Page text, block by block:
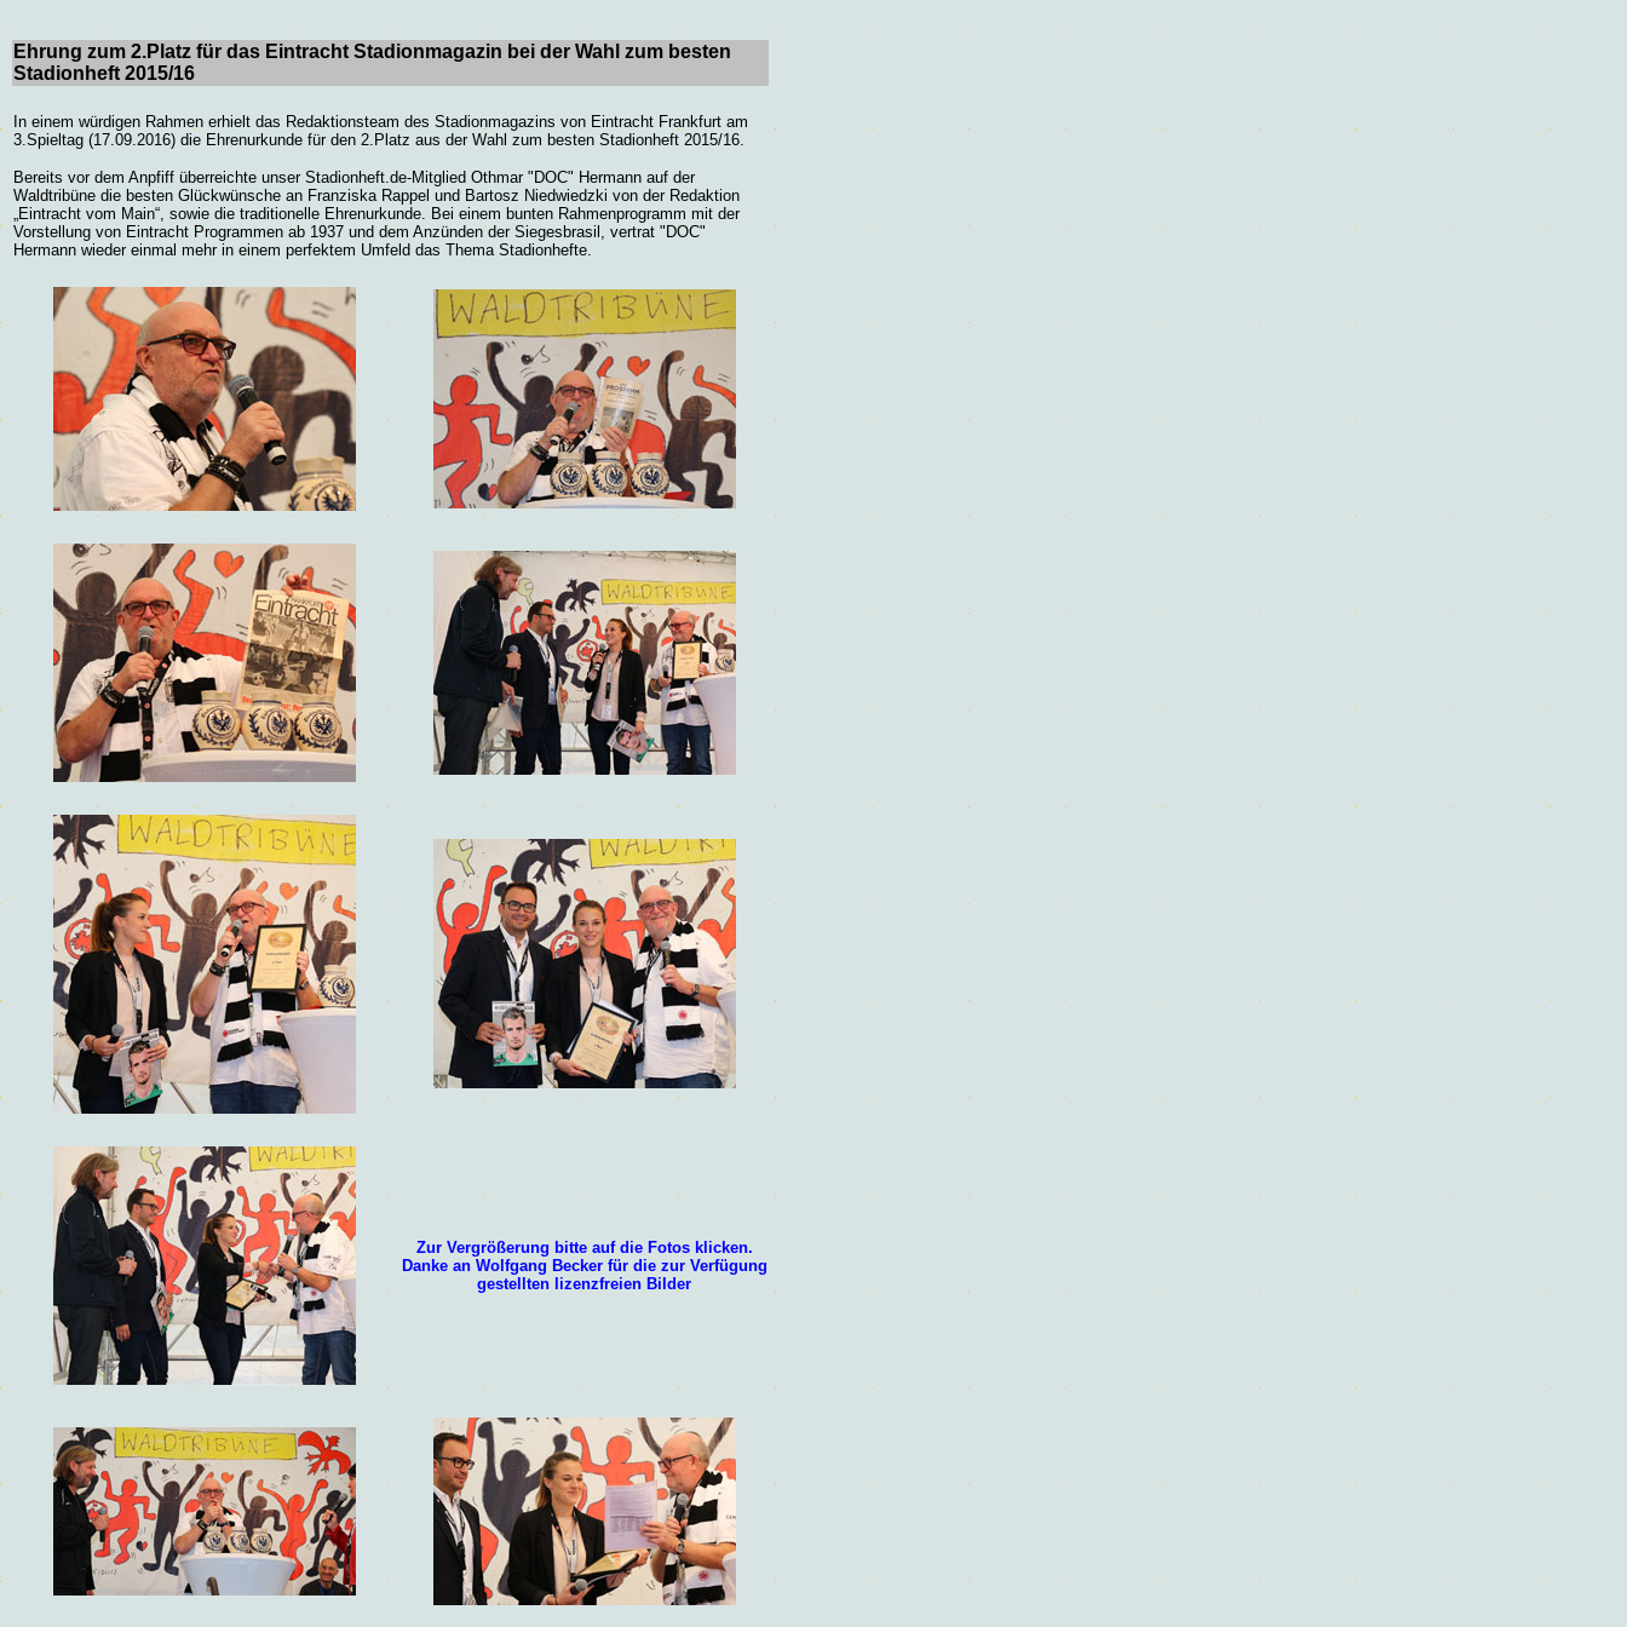
Ehrung zum 2.Platz für das Eintracht Stadionmagazin bei der Wahl zum besten
Stadionheft 2015/16
In einem würdigen Rahmen erhielt das Redaktionsteam des Stadionmagazins von Eintracht Frankfurt am
3.Spieltag (17.09.2016) die Ehrenurkunde für den 2.Platz aus der Wahl zum besten Stadionheft 2015/16.
Bereits vor dem Anpfiff überreichte unser Stadionheft.de-Mitglied Othmar "DOC" Hermann auf der
Waldtribüne die besten Glückwünsche an Franziska Rappel und Bartosz Niedwiedzki von der Redaktion
„Eintracht vom Main“, sowie die traditionelle Ehrenurkunde. Bei einem bunten Rahmenprogramm mit der
Vorstellung von Eintracht Programmen ab 1937 und dem Anzünden der Siegesbrasil, vertrat "DOC"
Hermann wieder einmal mehr in einem perfektem Umfeld das Thema Stadionhefte.
Zur Vergrößerung bitte auf die Fotos klicken.
Danke an Wolfgang Beckerfür die zur Verfügung
gestellten lizenzfreien Bilder